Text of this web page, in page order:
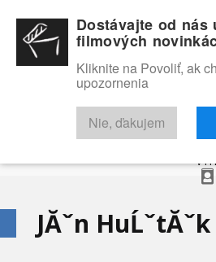
RECENZIE TRAILERY
JĂˇn HuĹˇtĂˇk
Dostávajte od nás
filmových
Kliknite na Povoliť, ak
upozornenia
Nie, ďakujem